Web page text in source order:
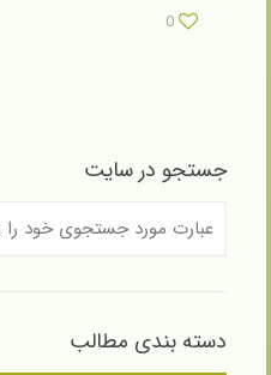
0
جستجو در سایت
دسته بندی مطالب